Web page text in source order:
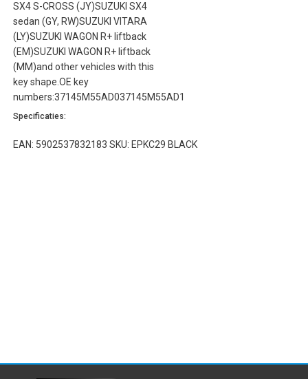
SX4 S-CROSS (JY)SUZUKI SX4
sedan (GY, RW)SUZUKI VITARA
(LY)SUZUKI WAGON R+ liftback
(EM)SUZUKI WAGON R+ liftback
(MM)and other vehicles with this
key shape.OE key
numbers:37145M55AD037145M55AD1
Specificaties:
EAN: 5902537832183 SKU: EPKC29 BLACK